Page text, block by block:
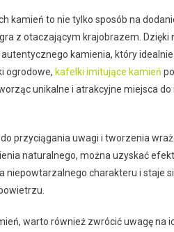
kamień to nie tylko sposób na
z otaczającym krajobrazem. Dzięki
kamienia, który
ogrodowe, kafelki imitujące kamień
unikalne i atrakcyjne miejsca do
przyciągania uwagi i tworzenia
naturalnego, można uzyskać
charakteru i staje
warto również zwrócić uwagę na